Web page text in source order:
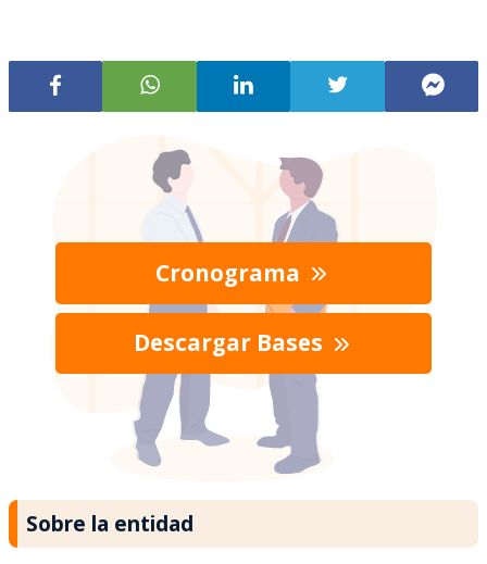
Cronograma
Descargar Bases
Sobre la entidad